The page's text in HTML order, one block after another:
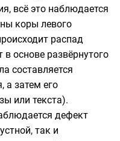
всё это наблюдается
коры левого
распад
в основе развёрнутого
составляется
а затем его
или текста).
дефект
устной, так и